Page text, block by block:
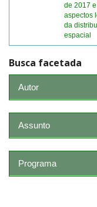
de 2017
aspectos
da
espacial
Busca facetada
Autor
Assunto
Programa